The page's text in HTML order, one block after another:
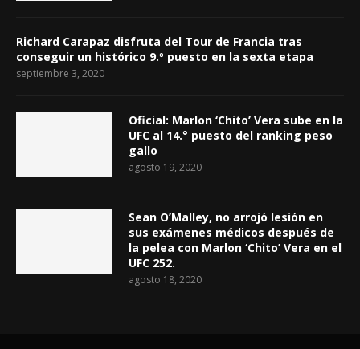
Richard Carapaz disfruta del Tour de Francia tras
conseguir un histórico 9.º puesto en la sexta etapa
septiembre 3, 2020
Oficial: Marlon ‘Chito’ Vera sube en la
UFC al 14.° puesto del ranking peso
gallo
agosto 19, 2020
Sean O’Malley, no arrojó lesión en
sus exámenes médicos después de
la pelea con Marlon ‘Chito’ Vera en el
UFC 252.
agosto 18, 2020